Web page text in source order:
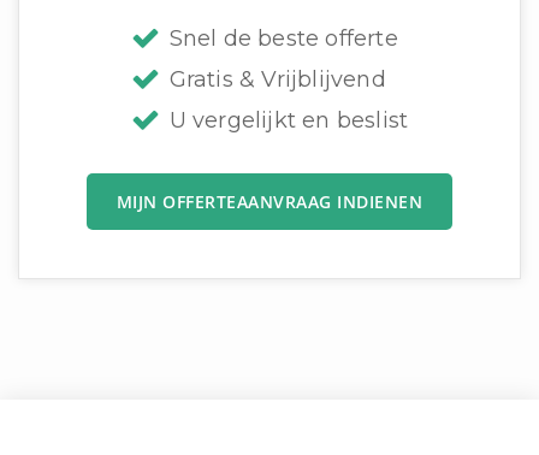
Snel de beste offerte
Gratis & Vrijblijvend
U vergelijkt en beslist
MIJN OFFERTEAANVRAAG INDIENEN